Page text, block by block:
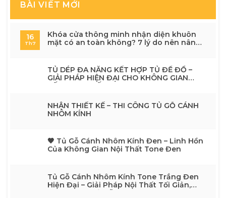
BÀI VIẾT MỚI
16
Th7
Khóa cửa thông minh nhận diện khuôn
mặt có an toàn không? 7 lý do nên nâng
TỦ DÉP ĐA NĂNG KẾT HỢP TỦ ĐỂ ĐỒ –
GIẢI PHÁP HIỆN ĐẠI CHO KHÔNG GIAN
SỐNG TINH TẾ
NHẬN THIẾT KẾ – THI CÔNG TỦ GỖ CÁNH
NHÔM KÍNH
🖤 Tủ Gỗ Cánh Nhôm Kính Đen – Linh Hồn
Của Không Gian Nội Thất Tone Đen
Tủ Gỗ Cánh Nhôm Kính Tone Trắng Đen
Hiện Đại – Giải Pháp Nội Thất Tối Giản,
Sang TrọngTủ Gỗ Cánh Nhôm Kính Tone